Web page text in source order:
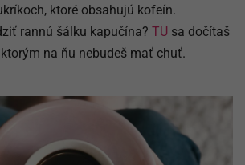
ktoré obsahujú kofeín.
rannú šálku kapučína? TU sa dočítaš
na ňu nebudeš mať chuť.